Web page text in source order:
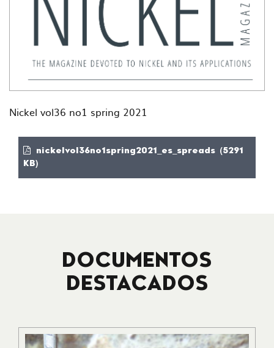
Nickel vol36 no1 spring 2021
nickelvol36no1spring2021_es_spreads (5291
KB)
DOCUMENTOS
DESTACADOS